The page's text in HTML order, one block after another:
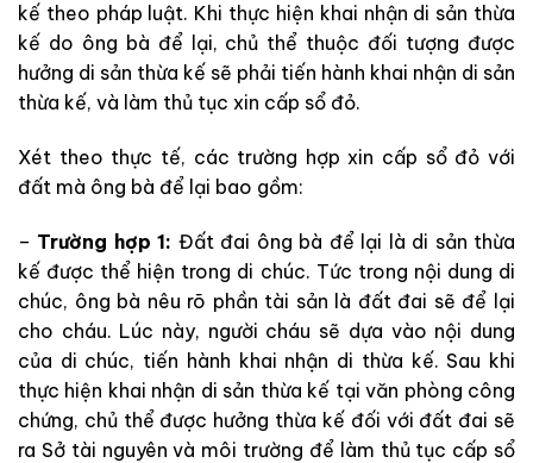
kế theo pháp luật. Khi thực hiện khai nhận di sản thừa
kế do ông bà để lại, chủ thể thuộc đối tượng được
hưởng di sản thừa kế sẽ phải tiến hành khai nhận di sản
thừa kế, và làm thủ tục xin cấp sổ đỏ.
Xét theo thực tế, các trường hợp xin cấp sổ đỏ với
đất mà ông bà để lại bao gồm:
– Trường hợp 1: Đất đai ông bà để lại là di sản thừa
kế được thể hiện trong di chúc. Tức trong nội dung di
chúc, ông bà nêu rõ phần tài sản là đất đai sẽ để lại
cho cháu. Lúc này, người cháu sẽ dựa vào nội dung
của di chúc, tiến hành khai nhận di thừa kế. Sau khi
thực hiện khai nhận di sản thừa kế tại văn phòng công
chứng, chủ thể được hưởng thừa kế đối với đất đai sẽ
ra Sở tài nguyên và môi trường để làm thủ tục cấp sổ